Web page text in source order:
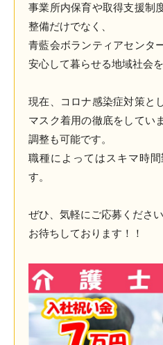
事業所内保育や取得支援制
整備だけでなく、
青藍会ボランティアセンタ
安心して暮らせる地域社会
現在、コロナ感染症対策と
マスク着用の徹底をしてい
調整も可能です。
職種によってはスキマ時
す。
ぜひ、気軽にご応募くださ
お待ちしております！！